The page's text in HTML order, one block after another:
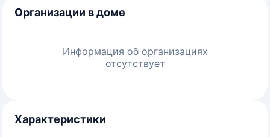
Организации в доме
Информация об организациях
отсутствует
Характеристики